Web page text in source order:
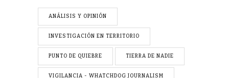
ANÁLISIS Y OPINIÓN
INVESTIGACIÓN EN TERRITORIO
PUNTO DE QUIEBRE TIERRA DE NADIE
VIGILANCIA - WHATCHDOG JOURNALISM